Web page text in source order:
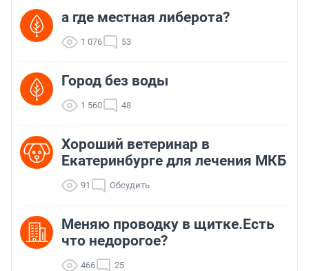
а где местная либерота?
1 076 53
Город без воды
1 560 48
Хороший ветеринар в
Екатеринбурге для лечения МКБ
91 Обсудить
Меняю проводку в щитке.Есть
что недорогое?
466 25